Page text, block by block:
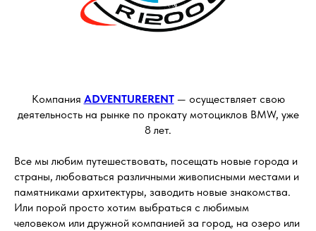
Компания ADVENTURERENT— осуществляет свою
деятельность на рынке по прокату мотоциклов BMW, уже
8 лет.
Все мы любим путешествовать, посещать новые города и
страны, любоваться различными живописными местами и
памятниками архитектуры, заводить новые знакомства.
Или порой просто хотим выбраться с любимым
человеком или дружной компанией за город, на озеро или